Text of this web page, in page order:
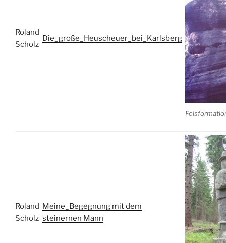
Roland
Scholz
Die_große_Heuscheuer_bei_Karlsberg
Roland
Scholz
Meine_Begegnung mit dem
steinernen Mann